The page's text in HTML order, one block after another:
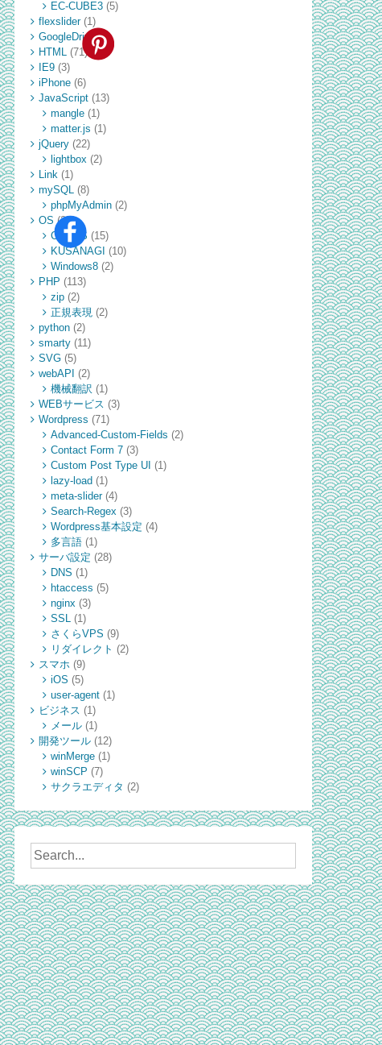
EC-CUBE3(5)
flexslider(1)
GoogleDrive(1)
HTML
(71)
IE9(3)
iPhone(6)
JavaScript(13)
mangle(1)
matter.js (1)
jQuery(22)
lightbox (2)
Link (1)
mySQL
(8)
phpMyAdmin(2)
OS (25)
CentOS (15)
KUSANAGI (10)
Windows8(2)
PHP (113)
zip(2)
正規表現 (2)
python(2)
smarty(11)
SVG(5)
webAPI
(2)
機械翻訳 (1)
WEBサービス (3)
Wordpress (71)
Advanced-Custom-Fields (2)
Contact Form 7(3)
Custom Post Type UI (1)
lazy-load (1)
meta-slider(4)
Search-Regex (3)
Wordpress基本設定 (4)
多言語(1)
サーバ設定 (28)
DNS (1)
htaccess (5)
nginx (3)
SSL
(1)
さくらVPS (9)
リダイレクト (2)
スマホ (9)
iOS (5)
user-agent(1)
ビジネス (1)
メール(1)
開発ツール(12)
winMerge(1)
winSCP (7)
サクラエディタ (2)